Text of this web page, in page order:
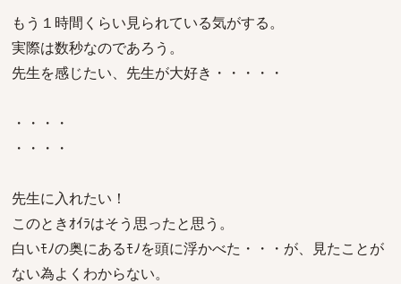
もう１時間くらい見られている気がする。
実際は数秒なのであろう。
先生を感じたい、先生が大好き・・・・・
・・・・
・・・・
先生に入れたい！
このときｵｲﾗはそう思ったと思う。
白いﾓﾉの奥にあるﾓﾉを頭に浮かべた・・・が、見たことが
ない為よくわからない。